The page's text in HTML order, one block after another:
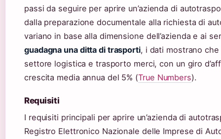
passi da seguire per aprire un’azienda di
dalla preparazione documentale alla richiesta di
variano in base alla dimensione dell’azienda e ai
guadagna una ditta di trasporti, i dati mostrano
settore logistica e trasporto merci, con un giro
crescita media annua del 5% (True Numbers).
Requisiti
I requisiti principali per aprire un’azienda di
Registro Elettronico Nazionale delle Imprese di